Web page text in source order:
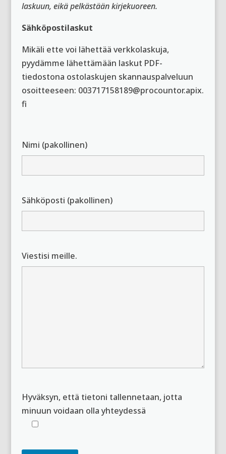
laskuun, eikä pelkästään kirjekuoreen.
Sähköpostilaskut
Mikäli ette voi lähettää verkkolaskuja,
pyydämme lähettämään laskut PDF-
tiedostona ostolaskujen skannauspalveluun
osoitteeseen: 003717158189@procountor.apix.
fi
Nimi (pakollinen)
Sähköposti (pakollinen)
Viestisi meille.
Hyväksyn, että tietoni tallennetaan, jotta
minuun voidaan olla yhteydessä